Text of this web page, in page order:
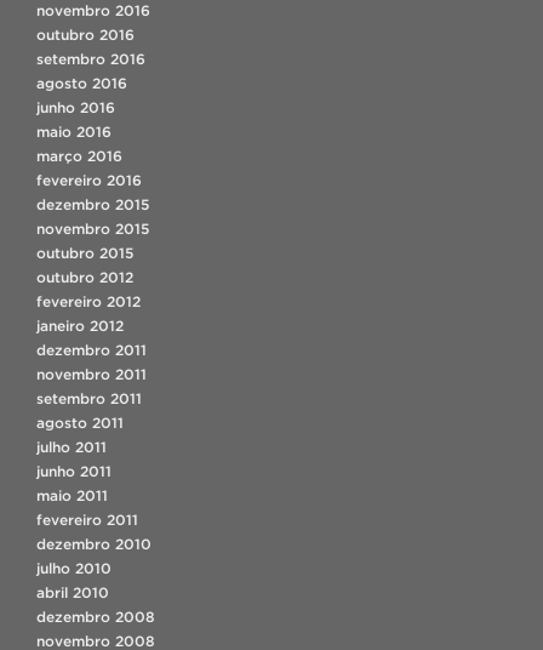
novembro 2016
outubro 2016
setembro 2016
agosto 2016
junho 2016
maio 2016
março 2016
fevereiro 2016
dezembro 2015
novembro 2015
outubro 2015
outubro 2012
fevereiro 2012
janeiro 2012
dezembro 2011
novembro 2011
setembro 2011
agosto 2011
julho 2011
junho 2011
maio 2011
fevereiro 2011
dezembro 2010
julho 2010
abril 2010
dezembro 2008
novembro 2008